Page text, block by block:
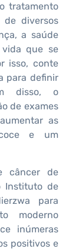
tratamento
diversos
a saúde
que se
isso, conte
para definir
disso, o
de exames
as
e um
câncer de
Instituto de
para
moderno
inúmeras
positivos e